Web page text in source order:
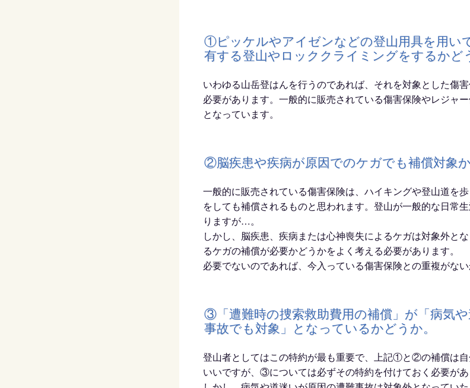
①ピッケルやアイゼンなどの登山用具を用い
有する登山やロッククライミングをするかど
いわゆる山岳登はんを行うのであれば、それを対象とした傷
必要があります。一般的に販売されている傷害保険やレジャ
となっています。
②脳疾患や疾病が原因でのケガでも補償対象か
一般的に販売されている傷害保険は、ハイキングや登山道を
をしても補償されるものと思われます。登山が一般的な日常
りますが…。
しかし、脳疾患、疾病または心神喪失によるケガは対象外と
るケガの補償が必要かどうかをよく考える必要があります。
必要でないのであれば、今入っている傷害保険との重複がない
③「遭難時の捜索救助費用の補償」が「病気
事故でも対象」となっているかどうか。
登山者としてはこの特約が最も重要で、上記①と②の補償は
いいですが、③については必ずその特約を付けておく必要があ